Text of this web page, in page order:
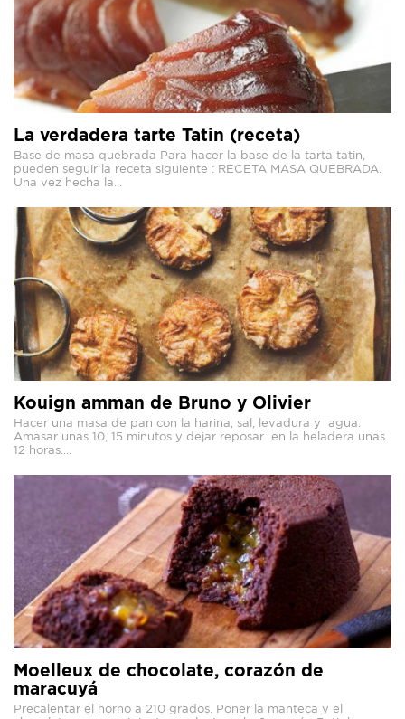
La verdadera tarte Tatin (receta)
Base de masa quebrada Para hacer la base de la tarta tatin,
pueden seguir la receta siguiente : RECETA MASA QUEBRADA.
Una vez hecha la...
Kouign amman de Bruno y Olivier
Hacer una masa de pan con la harina, sal, levadura y agua.
Amasar unas 10, 15 minutos y dejar reposar en la heladera unas
12 horas....
Moelleux de chocolate, corazón de
maracuyá
Precalentar el horno a 210 grados. Poner la manteca y el